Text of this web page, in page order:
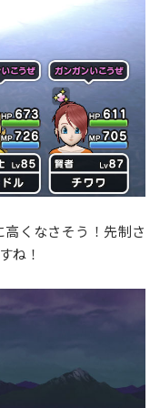
高くなさそう！先制さ
ね！